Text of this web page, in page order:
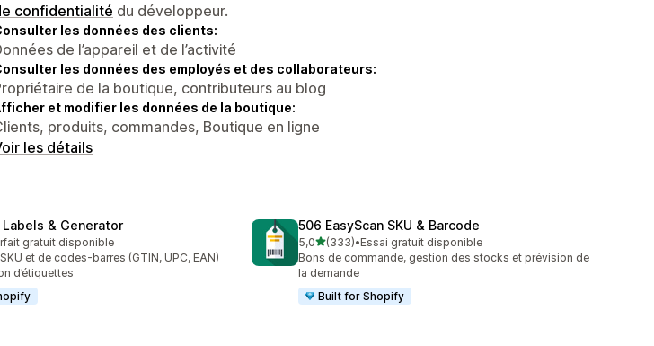
confidentialité du développeur.
les données des clients:
de l’appareil et de l’activité
les données des employés et des collaborateurs:
de la boutique, contributeurs au blog
et modifier les données de la boutique:
produits, commandes, Boutique en ligne
les détails
Labels & Generator
5
gratuit disponible
et de codes-barres (GTIN, UPC, EAN)
d’étiquettes
506 EasyScan SKU & Barcode
5,0étoile(s) sur 5
(333)
333 avis au total
•Essai gratuit disponible
Bons de commande, gestion des stocks et prévision de
la demande
Built for Shopify